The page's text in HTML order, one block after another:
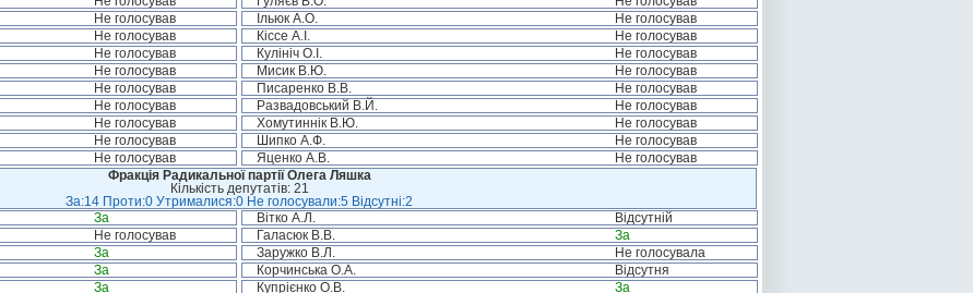
Не голосував Ільюк А.О.
Не голосував
Не голосував Кіссе А.І.
Не голосував
Не голосував Кулініч О.І.
Не голосував
Не голосував Мисик В.Ю.
Не голосував
Не голосував Писаренко В.В.
Не голосував
Не голосував Развадовський В.Й.
Не голосував
Не голосував Хомутиннік В.Ю.
Не голосував
Не голосував Шипко А.Ф.
Не голосував
Не голосував Яценко А.В.
Не голосував
Фракція Радикальної партії Олега Ляшка
Кількість депутатів: 21
За:14 Проти:0 Утрималися:0 Не голосували:5 Відсутні:2
За Вітко А.Л.
Відсутній
Не голосував Галасюк В.В.
За
За Заружко В.Л.
Не голосувала
За Корчинська О.А.
Відсутня
За Купрієнко О.В. За